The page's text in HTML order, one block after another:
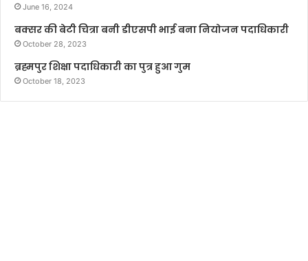
June 16, 2024
बक्सर की बेटी चित्रा बनी डीएसपी भाई बना नियोजन पदाधिकारी
October 28, 2023
ब्रह्मपुर शिक्षा पदाधिकारी का पुत्र हुआ गुम
October 18, 2023